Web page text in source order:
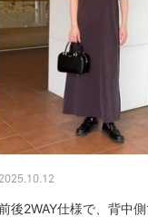
2025.10.12
後2WAY仕様で、背中